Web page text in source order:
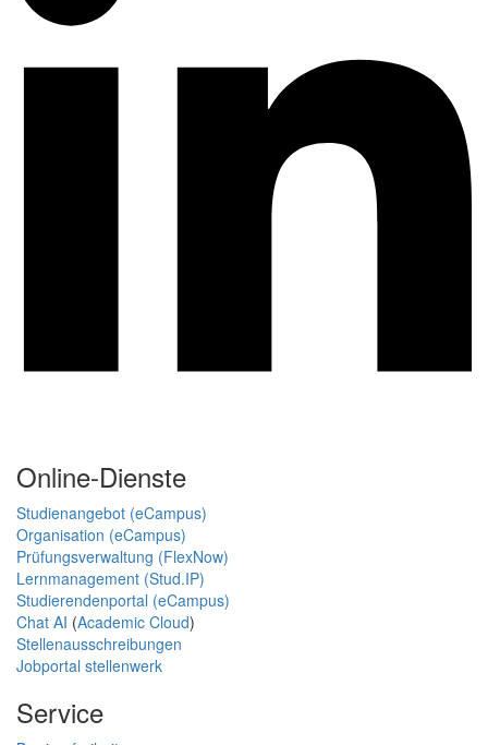
Online-Dienste
Studienangebot (eCampus)
Organisation (eCampus)
Prüfungsverwaltung (FlexNow)
Lernmanagement (Stud.IP)
Studierendenportal (eCampus)
Chat AI (Academic Cloud)
Stellenausschreibungen
Jobportal stellenwerk
Service